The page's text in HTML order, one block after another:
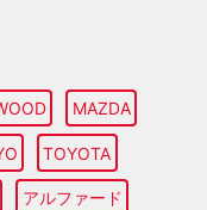
MAZDA
TOYOTA
アルファード